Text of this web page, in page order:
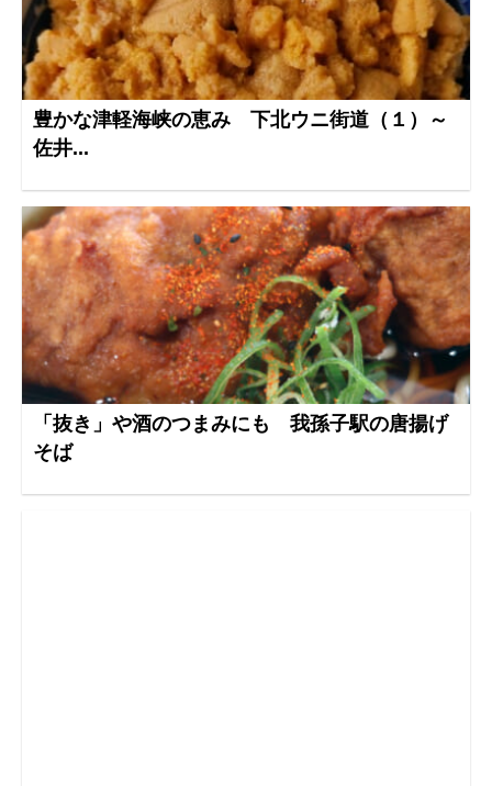
豊かな津軽海峡の恵み 下北ウニ街道（１）～
佐井...
「抜き」や酒のつまみにも 我孫子駅の唐揚げ
そば